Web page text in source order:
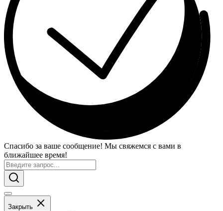
Спасибо за ваше сообщение! Мы свяжемся с вами в
ближайшее время!
Закрыть